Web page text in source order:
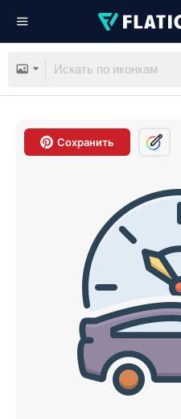
Сохранить